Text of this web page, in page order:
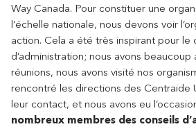
Way Canada. Pour constituer une
l’échelle nationale, nous devons voir
action. Cela a été très inspirant pour le
d’administration; nous avons beaucoup
réunions, nous avons visité nos
rencontré les directions des Centraide
leur contact, et nous avons eu
nombreux membres des conseils